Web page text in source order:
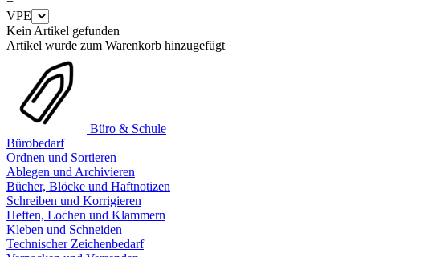
VPE
Kein Artikel gefunden
Artikel wurde zum Warenkorb hinzugefügt
Büro & Schule
Bürobedarf
Ordnen und Sortieren
Ablegen und Archivieren
Bücher, Blöcke und Haftnotizen
Schreiben und Korrigieren
Heften, Lochen und Klammern
Kleben und Schneiden
Technischer Zeichenbedarf